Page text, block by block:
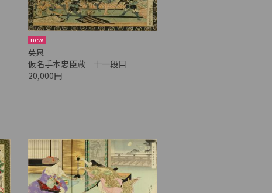
new
英泉
仮名手本忠臣蔵 十一段目
20,000円